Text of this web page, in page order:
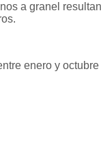
a granel
enero y